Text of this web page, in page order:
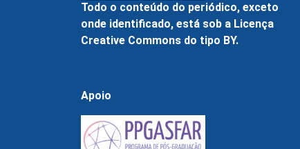
Todo o conteúdo do periódico, exceto
onde identificado, está sob a Licença
Creative Commons do tipo BY.
Apoio